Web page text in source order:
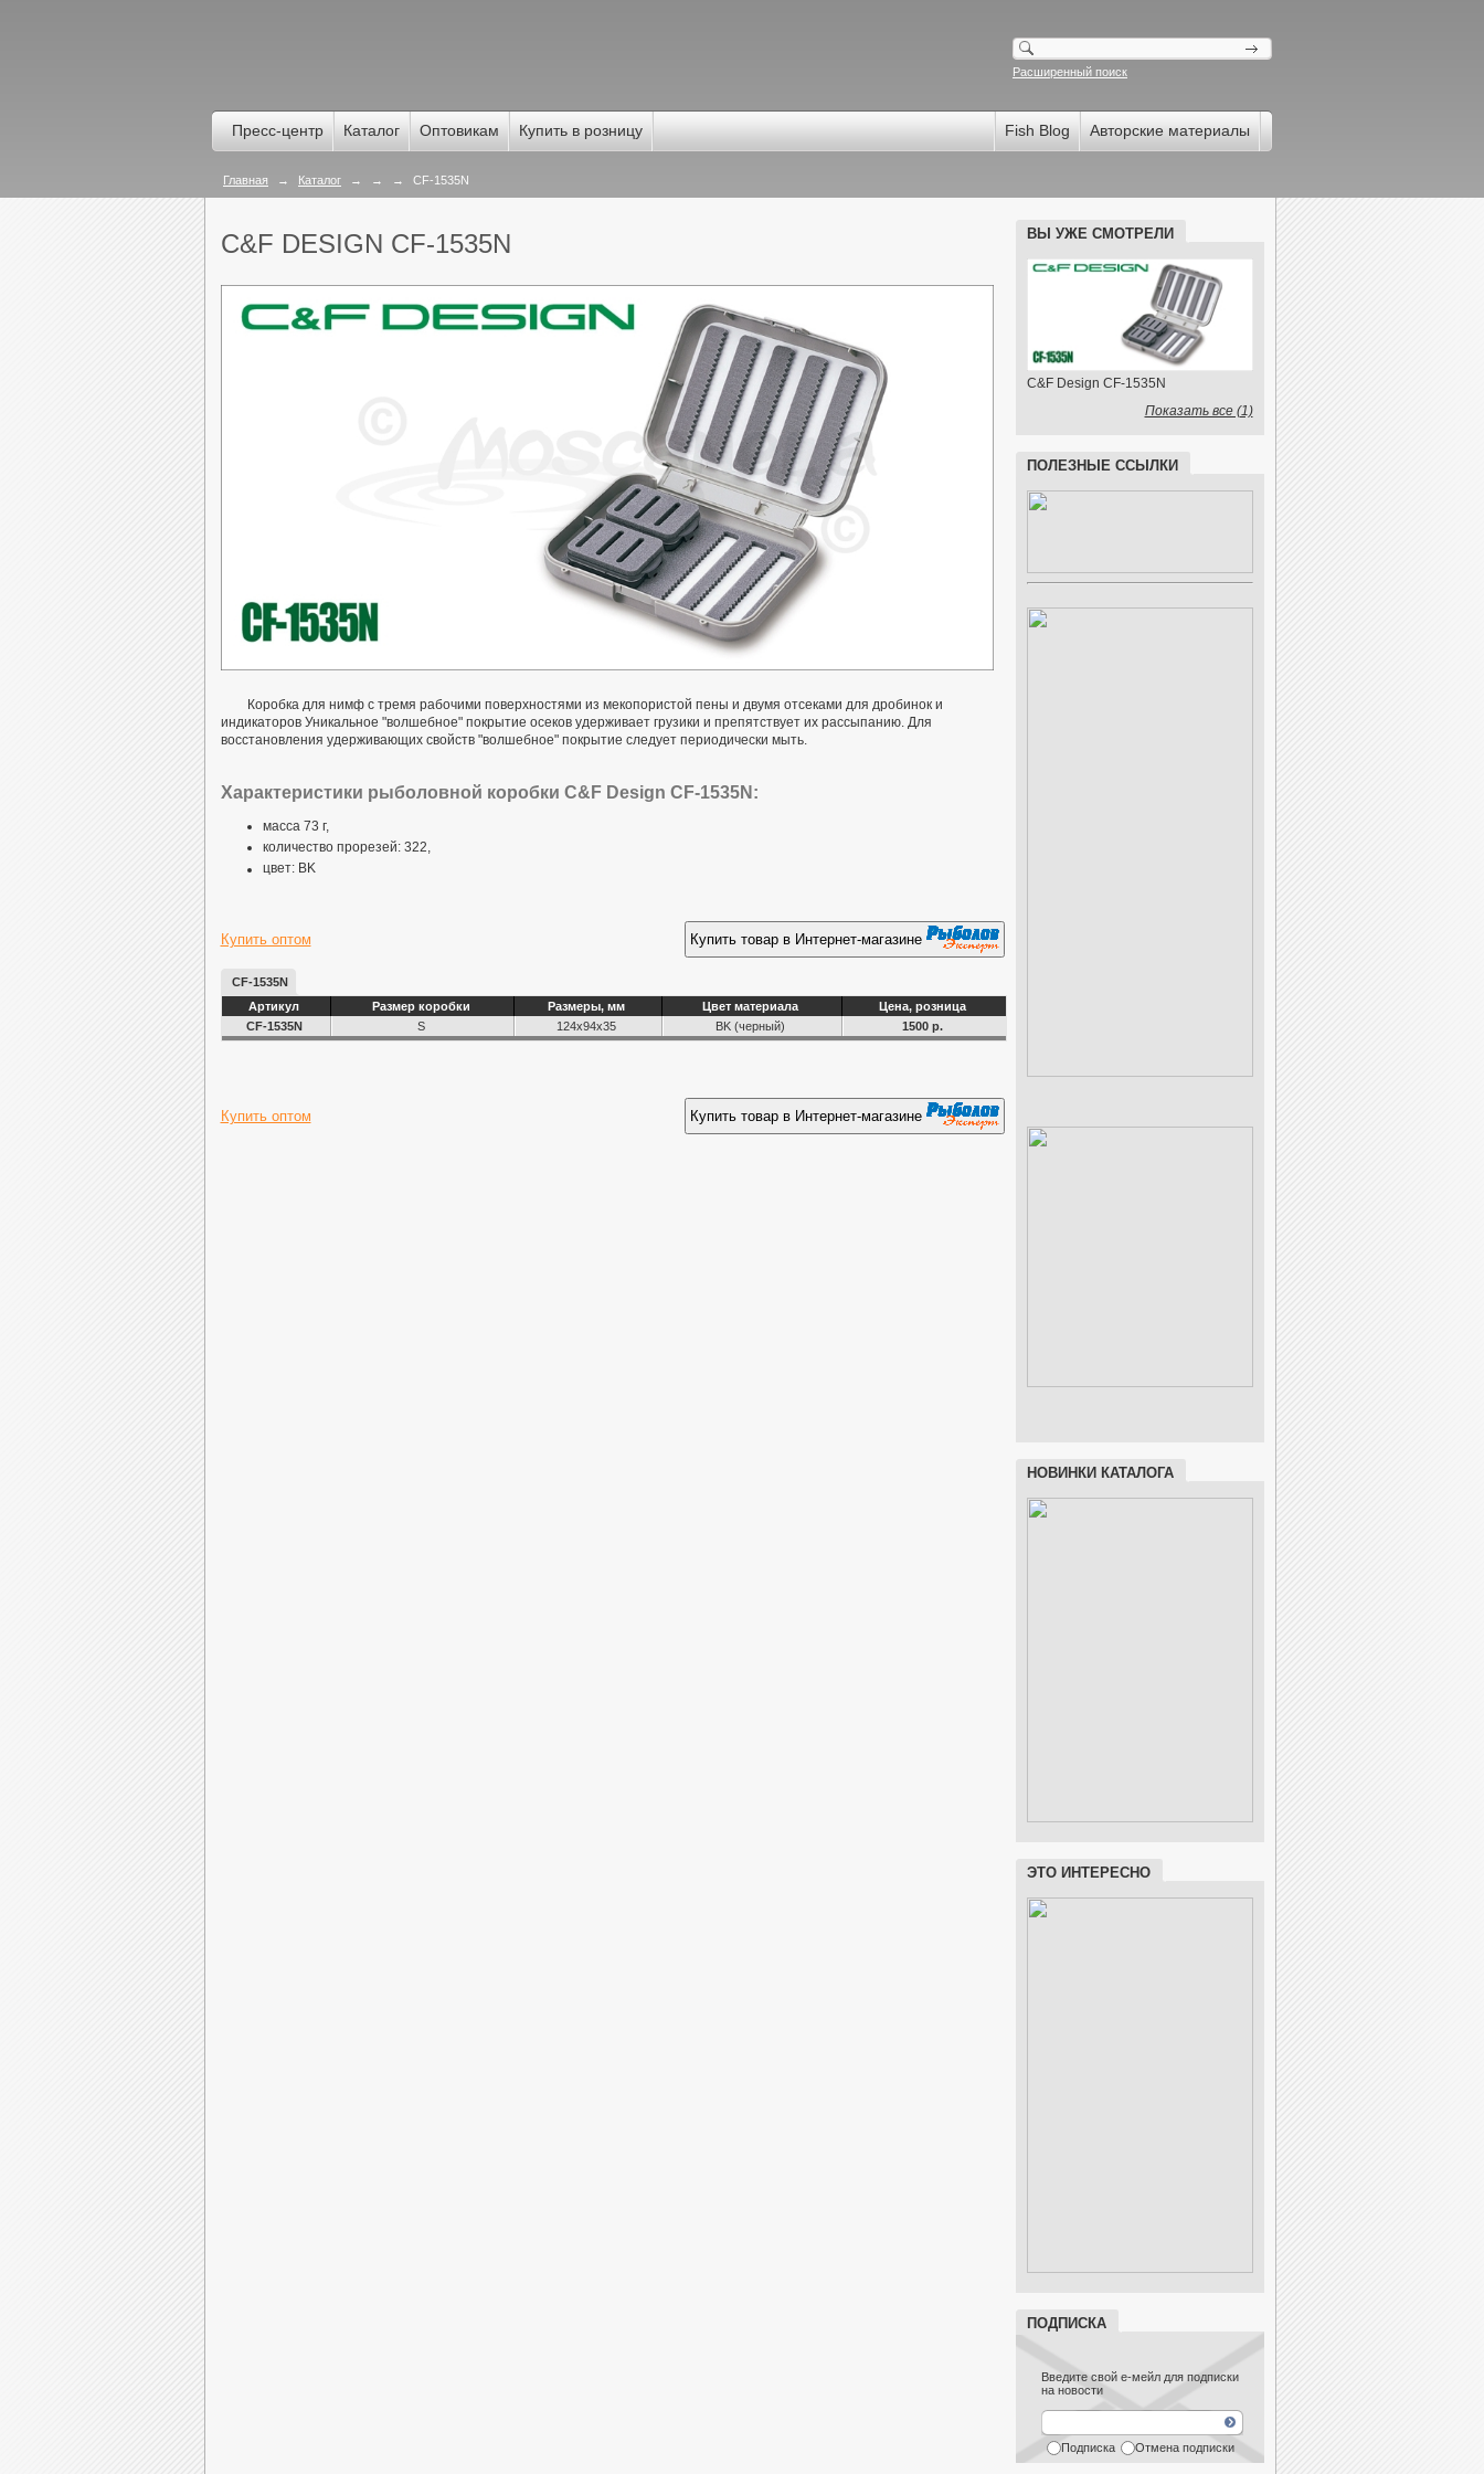
Расширенный поиск
Пресс-центр Каталог Оптовикам Купить в розницу Fish Blog Авторские материалы
Главная → Каталог → → → CF-1535N
C&F DESIGN CF-1535N
Коробка для нимф с тремя рабочими поверхностями из мекопористой пены и двумя отсеками для дробинок и
индикаторов Уникальное "волшебное" покрытие осеков удерживает грузики и препятствует их рассыпанию. Для
восстановления удерживающих свойств "волшебное" покрытие следует периодически мыть.
Характеристики рыболовной коробки C&F Design CF-1535N:
масса 73 г,
количество прорезей: 322,
цвет: BK
Купить оптом Купить товар в Интернет-магазине
CF-1535N
Артикул
Размер коробки Размеры, мм Цвет материала
Цена, розница
CF-1535N
S 124x94x35 BK (черный) 1500 р.
Купить оптом Купить товар в Интернет-магазине
ВЫ УЖЕ СМОТРЕЛИ
C&F Design CF-1535N
Показать все (1)
ПОЛЕЗНЫЕ ССЫЛКИ
НОВИНКИ КАТАЛОГА
ЭТО ИНТЕРЕСНО
ПОДПИСКА
Введите свой е-мейл для подписки
на новости
Подписка Отмена подписки